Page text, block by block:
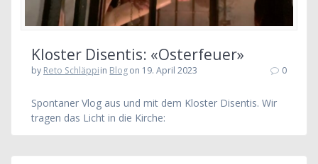
Kloster Disentis: «Osterfeuer»
by Reto Schläppiin Blogon 19. April 2023 0
Spontaner Vlog aus und mit dem Kloster Disentis. Wir
tragen das Licht in die Kirche: